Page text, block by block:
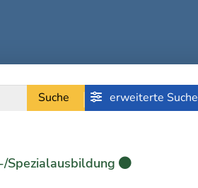
Suche erweiterte Suche
Spezialausbildung